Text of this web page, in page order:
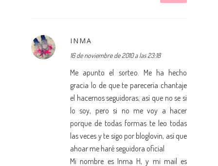
INMA
16 de noviembre de 2010 a las 23:18
Me apunto el sorteo. Me ha hecho
gracia lo de que te parecería chantaje
el hacernos seguidoras, así que no se si
lo soy, pero si no me voy a hacer
porque de todas formas te leo todas
las veces y te sigo por bloglovin, así que
ahoar me haré seguidora oficial
Mi nombre es Inma H, y mi mail es